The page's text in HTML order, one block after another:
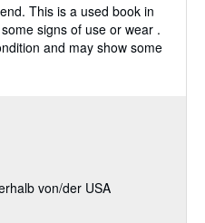
von/der USA
This is a used book in
signs of use or wear .
and may show some